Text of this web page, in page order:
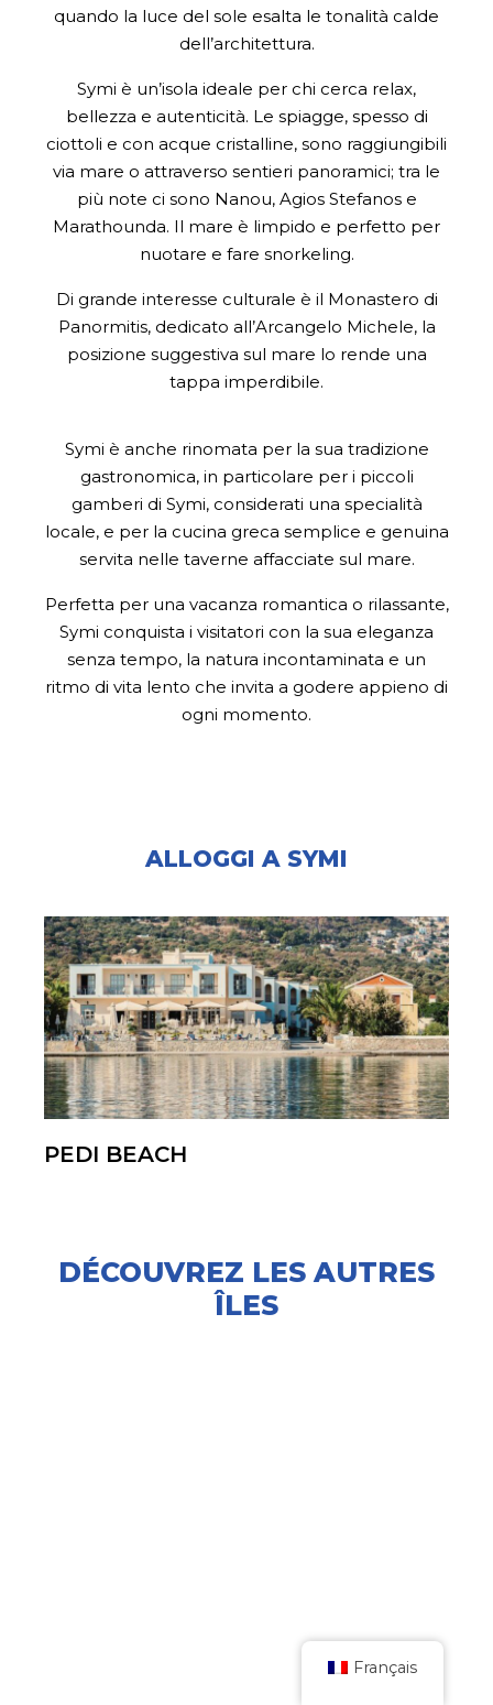
quando la luce del sole esalta le tonalità calde
dell’architettura.
Symi è un’isola ideale per chi cerca relax,
bellezza e autenticità. Le spiagge, spesso di
ciottoli e con acque cristalline, sono raggiungibili
via mare o attraverso sentieri panoramici; tra le
più note ci sono Nanou, Agios Stefanos e
Marathounda. Il mare è limpido e perfetto per
nuotare e fare snorkeling.
Di grande interesse culturale è il Monastero di
Panormitis, dedicato all’Arcangelo Michele, la
posizione suggestiva sul mare lo rende una
tappa imperdibile.
Symi è anche rinomata per la sua tradizione
gastronomica, in particolare per i piccoli
gamberi di Symi, considerati una specialità
locale, e per la cucina greca semplice e genuina
servita nelle taverne affacciate sul mare.
Perfetta per una vacanza romantica o rilassante,
Symi conquista i visitatori con la sua eleganza
senza tempo, la natura incontaminata e un
ritmo di vita lento che invita a godere appieno di
ogni momento.
ALLOGGI A SYMI
PEDI BEACH
DÉCOUVREZ LES AUTRES
ÎLES
Français